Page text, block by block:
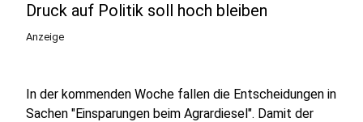
Druck auf Politik soll hoch bleiben
Anzeige
In der kommenden Woche fallen die Entscheidungen in
Sachen "Einsparungen beim Agrardiesel". Damit der